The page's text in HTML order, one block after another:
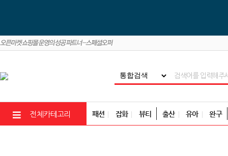
전체카테고리 패션 잡화 뷰티 출산 유아 완구